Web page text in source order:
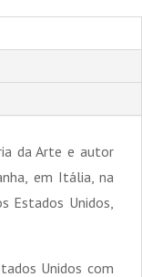
da Arte e autor
em Itália, na
Estados Unidos,
Unidos com